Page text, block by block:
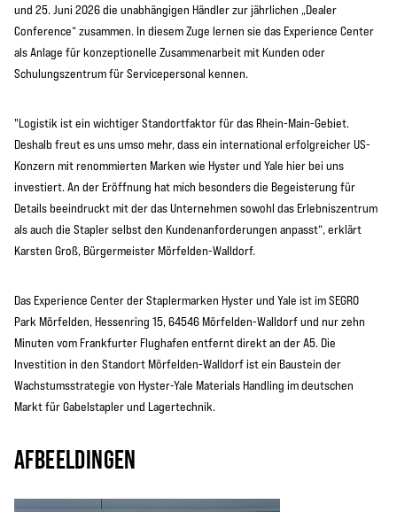
und 25. Juni 2026 die unabhängigen Händler zur jährlichen „Dealer
Conference“ zusammen. In diesem Zuge lernen sie das Experience Center
als Anlage für konzeptionelle Zusammenarbeit mit Kunden oder
Schulungszentrum für Servicepersonal kennen.
"Logistik ist ein wichtiger Standortfaktor für das Rhein-Main-Gebiet.
Deshalb freut es uns umso mehr, dass ein international erfolgreicher US-
Konzern mit renommierten Marken wie Hyster und Yale hier bei uns
investiert. An der Eröffnung hat mich besonders die Begeisterung für
Details beeindruckt mit der das Unternehmen sowohl das Erlebniszentrum
als auch die Stapler selbst den Kundenanforderungen anpasst“, erklärt
Karsten Groß, Bürgermeister Mörfelden-Walldorf.
Das Experience Center der Staplermarken Hyster und Yale ist im SEGRO
Park Mörfelden, Hessenring 15, 64546 Mörfelden-Walldorf und nur zehn
Minuten vom Frankfurter Flughafen entfernt direkt an der A5. Die
Investition in den Standort Mörfelden-Walldorf ist ein Baustein der
Wachstumsstrategie von Hyster-Yale Materials Handling im deutschen
Markt für Gabelstapler und Lagertechnik.
AFBEELDINGEN